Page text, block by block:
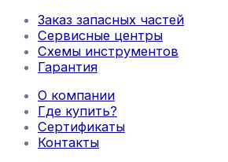
Заказ запасных частей
Сервисные центры
Схемы инструментов
Гарантия
О компании
Где купить?
Сертификаты
Контакты